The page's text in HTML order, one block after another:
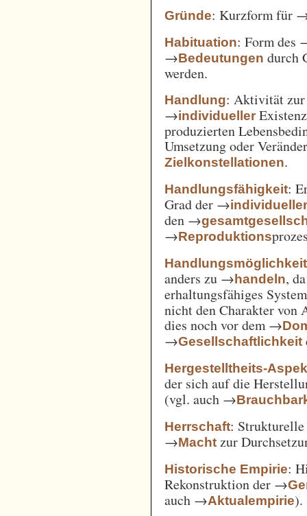
Gründe: Kurzform für
Habituation: Form des
→Bedeutungen durch
werden.
Handlung: Aktivität zur
→individueller
produzierten
Umsetzung oder
Zielkonstellationen.
Handlungsfähigkeit:
Grad der →
den →
→Reproduktions
Handlungsmöglichkeit
anders zu →handeln,
erhaltungsfähiges
nicht den Charakter von
dies noch vor dem →
→Gesellschaftlichkeit
Hergestelltheits-
der sich auf die
(vgl. auch →
Herrschaft: Strukturelle
→Macht zur
Historische Empirie:
Rekonstruktion der →
auch →Aktualempirie).